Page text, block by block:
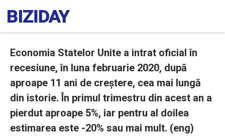
Economia Statelor Unite a intrat oficial în
recesiune, în luna februarie 2020, după
aproape 11 ani de creștere, cea mai lungă
din istorie. În primul trimestru din acest an a
pierdut aproape 5%, iar pentru al doilea
estimarea este -20% sau mai mult. (eng)